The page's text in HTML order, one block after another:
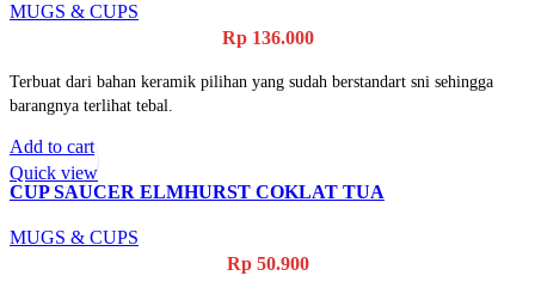
MUGS & CUPS
Rp136.000
Terbuat dari bahan keramik pilihan yang sudah berstandart sni sehingga
barangnya terlihat tebal.
Add to cart
Quick view
CUP SAUCER ELMHURST COKLAT TUA
MUGS & CUPS
Rp50.900